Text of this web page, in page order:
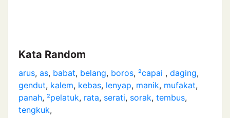
Kata Random
arus, as, babat, belang, boros, ²capai , daging,
gendut, kalem, kebas, lenyap, manik, mufakat,
panah, ²pelatuk, rata, serati, sorak, tembus,
tengkuk,